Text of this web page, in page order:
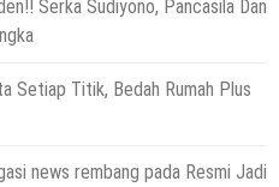
Serka Sudiyono, Pancasila Dan
Setiap Titik, Bedah Rumah Plus
news rembang pada Resmi Jadi